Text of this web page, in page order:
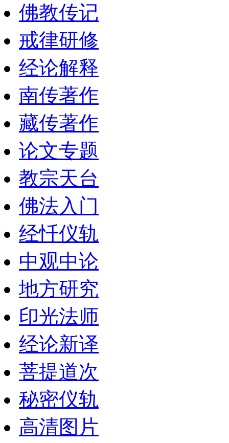
佛教传记
戒律研修
经论解释
南传著作
藏传著作
论文专题
教宗天台
佛法入门
经忏仪轨
中观中论
地方研究
印光法师
经论新译
菩提道次
秘密仪轨
高清图片